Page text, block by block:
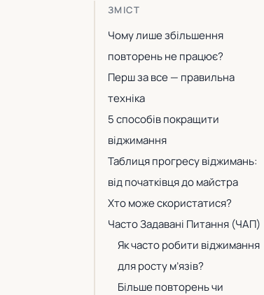
ЗМІСТ
Чому лише збільшення
повторень не працює?
Перш за все — правильна
техніка
5 способів покращити
віджимання
Таблиця прогресу віджимань:
від початківця до майстра
Хто може скористатися?
Часто Задавані Питання (ЧАП)
Як часто робити віджимання
для росту м’язів?
Більше повторень чи